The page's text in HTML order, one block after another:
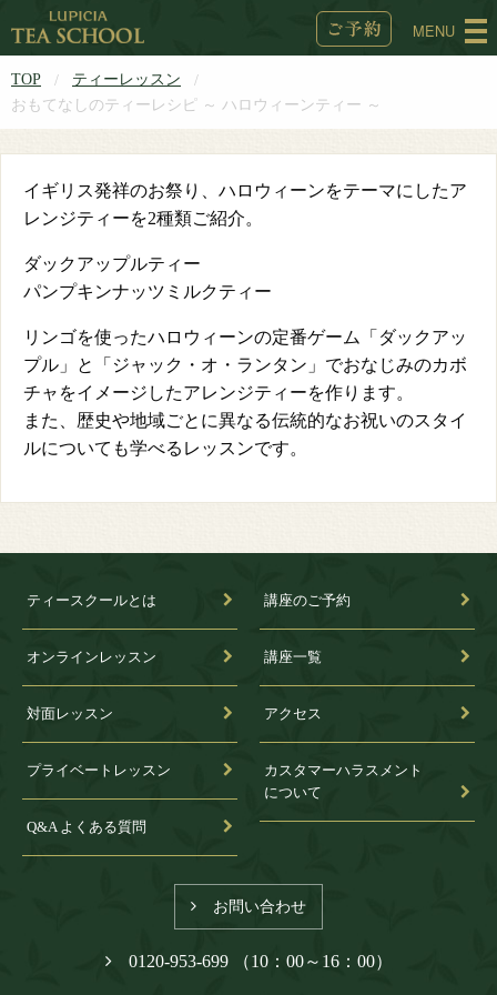
MENU
TOP
ティーレッスン
おもてなしのティーレシピ ～ ハロウィーンティー ～
イギリス発祥のお祭り、ハロウィーンをテーマにしたア
レンジティーを2種類ご紹介。
ダックアップルティー
パンプキンナッツミルクティー
リンゴを使ったハロウィーンの定番ゲーム「ダックアッ
プル」と「ジャック・オ・ランタン」でおなじみのカボ
チャをイメージしたアレンジティーを作ります。
また、歴史や地域ごとに異なる伝統的なお祝いのスタイ
ルについても学べるレッスンです。
ティースクールとは
オンラインレッスン
対面レッスン
プライベートレッスン
Q&A よくある質問
講座のご予約
講座一覧
アクセス
カスタマーハラスメント
について
お問い合わせ
0120-953-699 （10：00～16：00）